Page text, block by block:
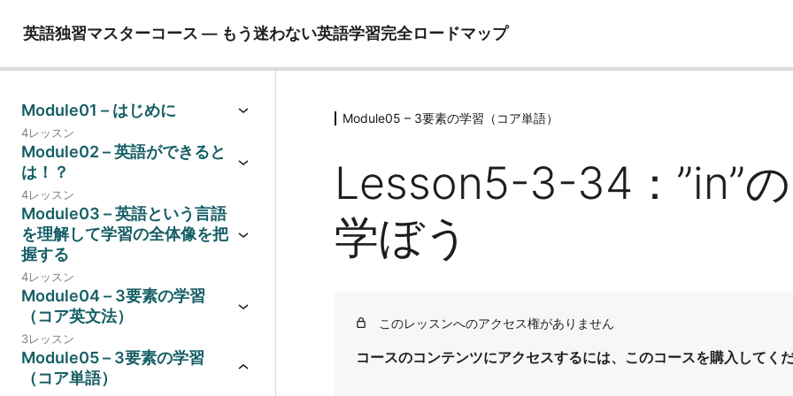
英語独習マスターコース ― もう迷わない英語学習完全ロードマップ
Module01 – はじめに
4レッスン
Module02 – 英語ができると
は！？
4レッスン
Module03 – 英語という言語
を理解して学習の全体像を把
握する
4レッスン
Module04 – 3要素の学習
（コア英文法）
3レッスン
Module05 – 3要素の学習
（コア単語）
Module05 – 3要素の学習（コア単語）
Lesson5-3-34：”in”
学ぼう
このレッスンへのアクセス権がありません
コースのコンテンツにアクセスするには、このコースを購入してく